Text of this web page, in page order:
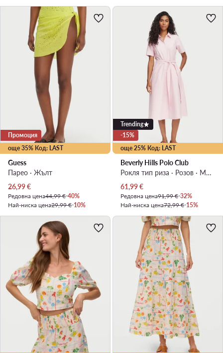
още 35% Код: LAST
Промоция
Guess
Парео · Жълт
Актуална цена
26,99€
Редовна цена44,99 €-40%
Най-ниска цена29,99 €-10%
още 25% Код: LAST
Trending
-15%
Beverly Hills Polo Club
Рокля тип риза · Розов · Миди
Актуална цена
61,99€
Редовна цена91,99 €-32%
Най-ниска цена72,99 €-15%